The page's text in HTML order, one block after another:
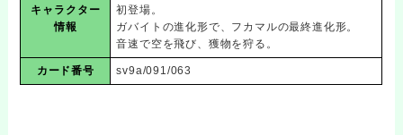
キャラクター
情報
初登場。
ガバイトの進化形で、フカマルの最終進化形。
音速で空を飛び、獲物を狩る。
カード番号 sv9a/091/063